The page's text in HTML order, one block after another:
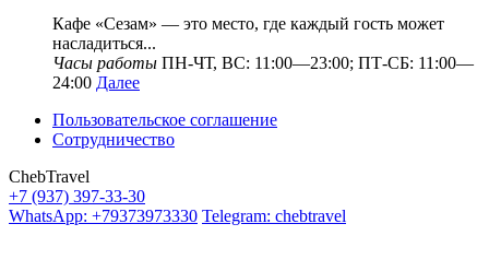
Кафе «Сезам» — это место, где каждый гость может
насладиться...
Часы работы ПН-ЧТ, ВС: 11:00—23:00; ПТ-СБ: 11:00—
24:00 Далее
Пользовательское соглашение
Сотрудничество
ChebTravel
+7 (937) 397-33-30
WhatsApp: +79373973330 Telegram: chebtravel